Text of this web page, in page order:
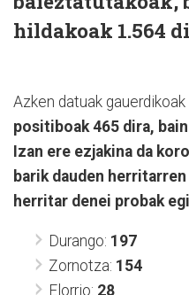
hildakoak 1.564
Azken datuak gauerdikoak
positiboak 465 dira,
Izan ere ezjakina da
barik dauden
herritar denei probak
Durango: 197
Zornotza: 154
Elorrio: 28